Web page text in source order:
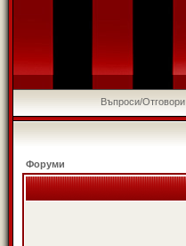
Въпроси/Отговори
Форуми